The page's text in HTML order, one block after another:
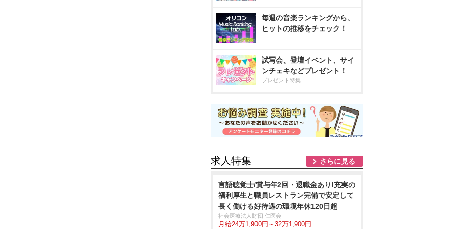
毎週の音楽ランキングから、
ヒットの推移をチェック！
試写会、登壇イベント、サイ
ンチェキなどプレゼント！
プレゼント特集
求人特集 さらに見る
言語聴覚士/賞与年2回・退職金あり!充実の
福利厚生と職員レストラン完備で安定して
長く働ける好待遇の環境年休120日超
社会医療法人財団 仁医会
月給24万1,900円～32万1,900円